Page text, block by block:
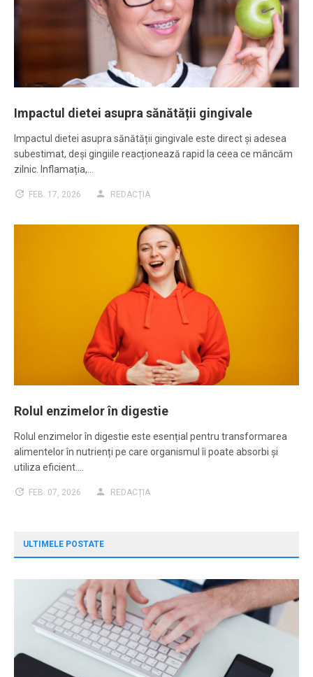
Impactul dietei asupra sănătății gingivale
Impactul dietei asupra sănătății gingivale este direct și adesea
subestimat, deși gingiile reacționează rapid la ceea ce mâncăm
zilnic. Inflamația,…
FEB. 17, 2026 REDACȚIA
Rolul enzimelor în digestie
Rolul enzimelor în digestie este esențial pentru transformarea
alimentelor în nutrienți pe care organismul îi poate absorbi și
utiliza eficient.…
FEB. 07, 2026 REDACȚIA
ULTIMELE POSTATE